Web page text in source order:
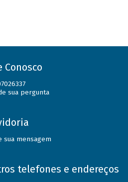
Conosco
sua pergunta
sua mensagem
telefones e endereços